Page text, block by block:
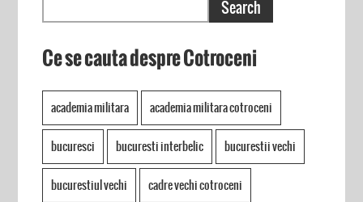
Ce se cauta despre Cotroceni
academia militara academia militara cotroceni
bucuresci bucuresti interbelic bucurestii vechi
bucurestiul vechi cadre vechi cotroceni